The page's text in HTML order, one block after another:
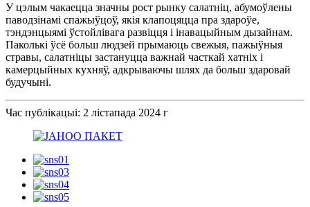
У цэлым чакаецца значны рост рынку салатніц, абумоўлены
паводзінамі спажыўцоў, якія клапоцяцца пра здароўе,
тэндэнцыямі ўстойлівага развіцця і інавацыйным дызайнам.
Паколькі ўсё больш людзей прымаюць свежыя, пажыўныя
стравы, салатніцы застануцца важнай часткай хатніх і
камерцыйных кухняў, адкрываючы шлях да больш здаровай
будучыні.
Час публікацыі: 2 лістапада 2024 г